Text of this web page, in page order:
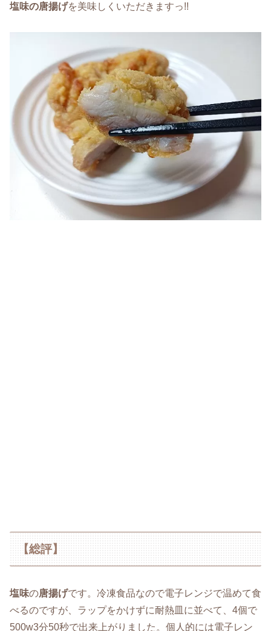
塩味の唐揚げを美味しくいただきますっ!!
【総評】
塩味の唐揚げです。冷凍食品なので電子レンジで温めて食
べるのですが、ラップをかけずに耐熱皿に並べて、4個で
500w3分50秒で出来上がりました。個人的には電子レン